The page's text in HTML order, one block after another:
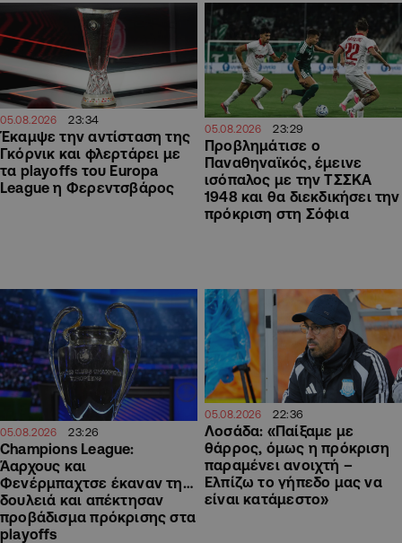
05.08.2026 23:34
Έκαμψε την αντίσταση της
Γκόρνικ και φλερτάρει με
τα playoffs του Europa
League η Φερεντσβάρος
05.08.2026 23:29
Προβλημάτισε ο
Παναθηναϊκός, έμεινε
ισόπαλος με την ΤΣΣΚΑ
1948 και θα διεκδικήσει την
πρόκριση στη Σόφια
05.08.2026 23:26
Champions League:
Άαρχους και
Φενέρμπαχτσε έκαναν τη…
δουλειά και απέκτησαν
προβάδισμα πρόκρισης στα
playoffs
05.08.2026 22:36
Λοσάδα: «Παίξαμε με
θάρρος, όμως η πρόκριση
παραμένει ανοιχτή –
Ελπίζω το γήπεδο μας να
είναι κατάμεστο»